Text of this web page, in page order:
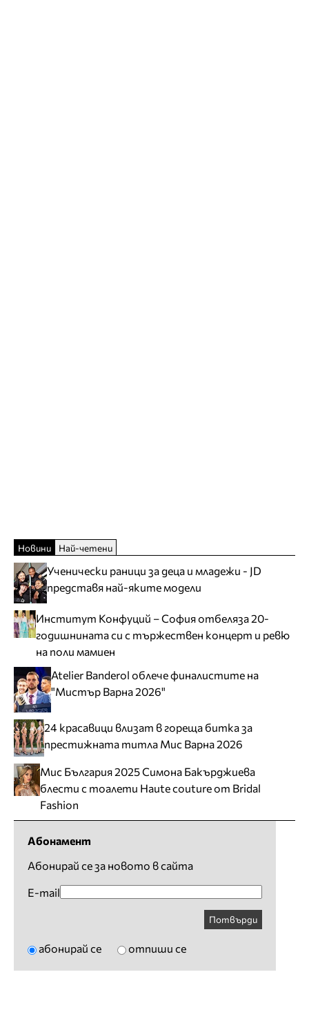
Новини Най-четени
Ученически раници за деца и младежи - JD
представя най-яките модели
Институт Конфуций – София отбеляза 20-
годишнината си с тържествен концерт и ревю
на поли мамиен
Atelier Banderol облече финалистите на
"Мистър Варна 2026"
24 красавици влизат в гореща битка за
престижната титла Мис Варна 2026
Мис България 2025 Симона Бакърджиева
блести с тоалети Haute couture от Bridal
Fashion
Абонамент
Абонирай се за новото в сайта
E-mail
Потвърди
абонирай се отпиши се